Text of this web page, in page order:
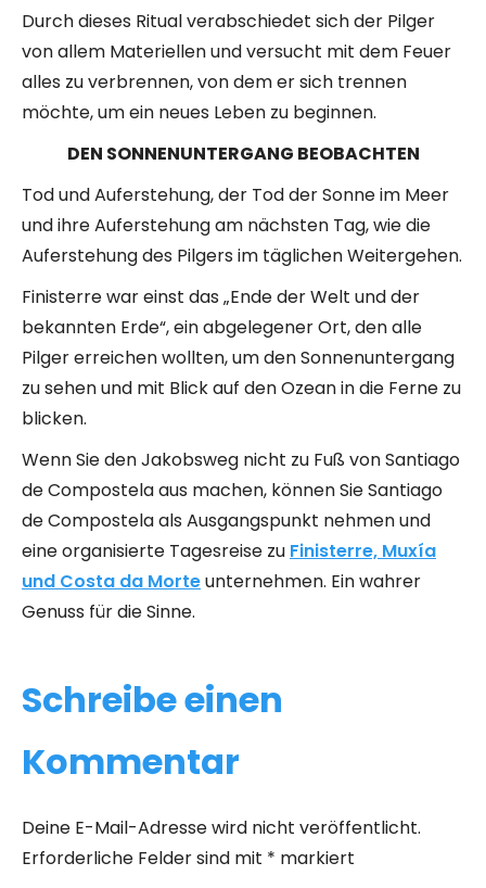
Durch dieses Ritual verabschiedet sich der Pilger
von allem Materiellen und versucht mit dem Feuer
alles zu verbrennen, von dem er sich trennen
möchte, um ein neues Leben zu beginnen.
DEN SONNENUNTERGANG BEOBACHTEN
Tod und Auferstehung, der Tod der Sonne im Meer
und ihre Auferstehung am nächsten Tag, wie die
Auferstehung des Pilgers im täglichen Weitergehen.
Finisterre war einst das „Ende der Welt und der
bekannten Erde“, ein abgelegener Ort, den alle
Pilger erreichen wollten, um den Sonnenuntergang
zu sehen und mit Blick auf den Ozean in die Ferne zu
blicken.
Wenn Sie den Jakobsweg nicht zu Fuß von Santiago
de Compostela aus machen, können Sie Santiago
de Compostela als Ausgangspunkt nehmen und
eine organisierte Tagesreise zu Finisterre, Muxía
und Costa da Morteunternehmen. Ein wahrer
Genuss für die Sinne.
Schreibe einen
Kommentar
Deine E-Mail-Adresse wird nicht veröffentlicht.
Erforderliche Felder sind mit * markiert